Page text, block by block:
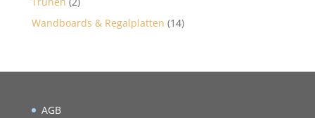
Wandboards & Regalplatten (14)
AGB